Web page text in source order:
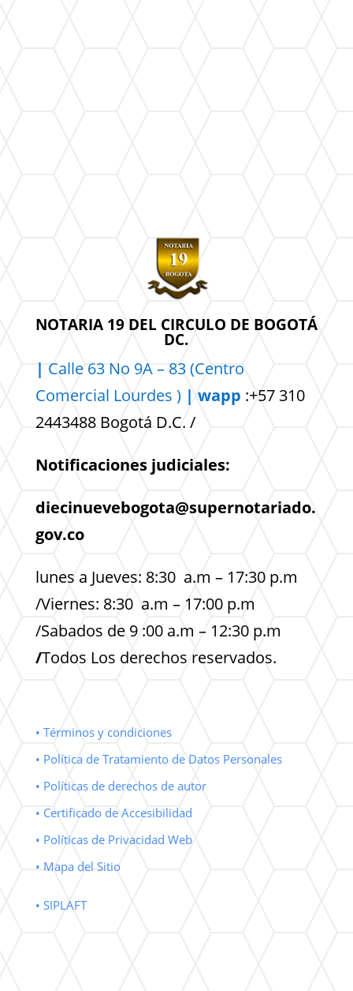
NOTARIA 19 DEL CIRCULO DE BOGOTÁ
DC.
| Calle 63 No 9A – 83 (Centro
Comercial Lourdes ) | wapp :+57 310
2443488 Bogotá D.C. /
Notificaciones judiciales:
diecinuevebogota@supernotariado.
gov.co
lunes a Jueves: 8:30 a.m – 17:30 p.m
/Viernes: 8:30 a.m – 17:00 p.m
/Sabados de 9 :00 a.m – 12:30 p.m
/Todos Los derechos reservados.
• Términos y condiciones
• Política de Tratamiento de Datos Personales
• Políticas de derechos de autor
• Certificado de Accesibilidad
• Políticas de Privacidad Web
• Mapa del Sitio
• SIPLAFT